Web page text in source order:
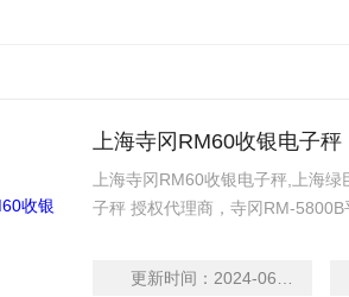
上海寺冈RM60收银电子秤
上海寺冈RM60收银电子秤,上海
子秤 授权代理商，寺冈RM-
更新时间： 2024-06-13